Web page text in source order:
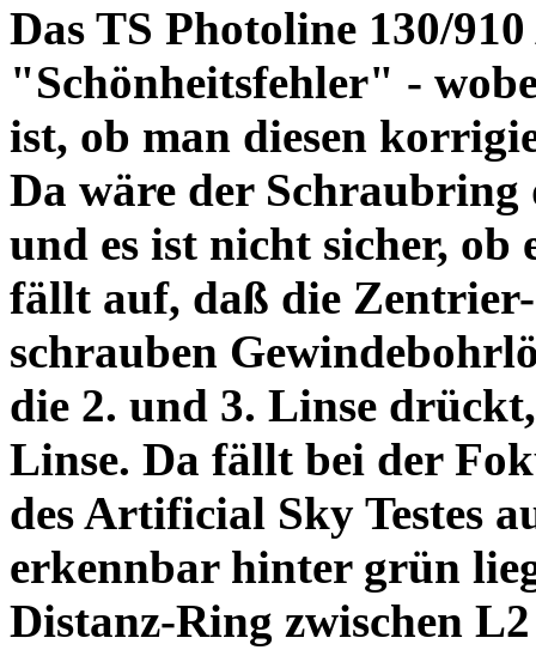
Das TS Photoline 130/
"Schönheitsfehler" -
ist, ob man diesen
Da wäre der
und es ist nicht sicher,
fällt auf, daß die Zentrier-
schrauben
die 2. und 3. Linse
Linse. Da fällt bei der
des Artificial Sky Testes
erkennbar hinter grün
Distanz-Ring zwischen